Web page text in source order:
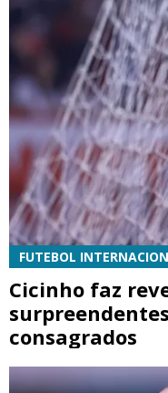
FUTEBOL
Cicinho faz
consagrados